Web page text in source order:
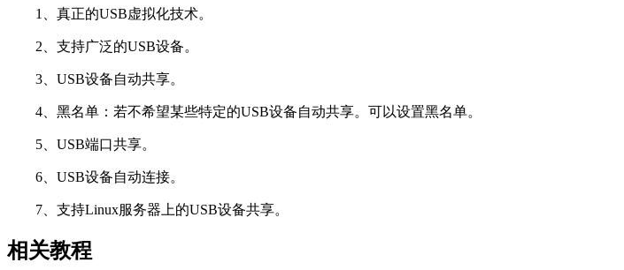
1、真正的USB虚拟化技术。
2、支持广泛的USB设备。
3、USB设备自动共享。
4、黑名单：若不希望某些特定的USB设备自动共享。可以设置黑名单。
5、USB端口共享。
6、USB设备自动连接。
7、支持Linux服务器上的USB设备共享。
相关教程